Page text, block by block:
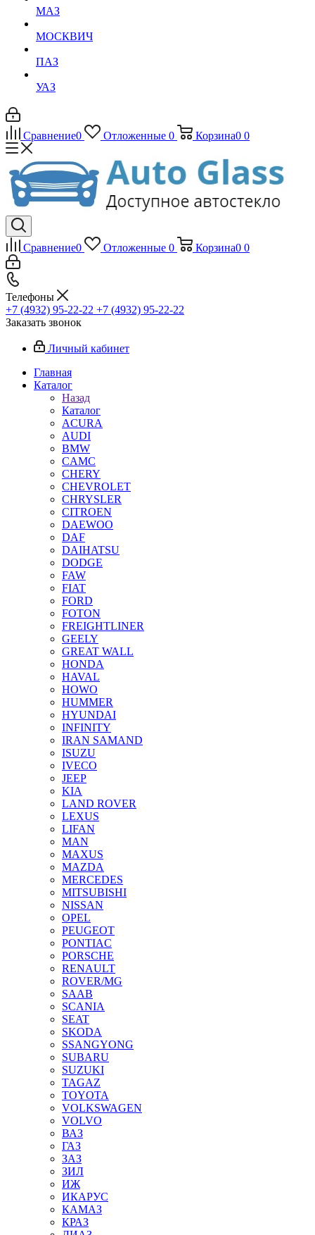
МАЗ
МОСКВИЧ
ПАЗ
УАЗ
Сравнение0 Отложенные 0 Корзина0 0
Сравнение0 Отложенные 0 Корзина0 0
Телефоны
+7 (4932) 95-22-22 +7 (4932) 95-22-22
Заказать звонок
Личный кабинет
Главная
Каталог
Назад
Каталог
ACURA
AUDI
BMW
CAMC
CHERY
CHEVROLET
CHRYSLER
CITROEN
DAEWOO
DAF
DAIHATSU
DODGE
FAW
FIAT
FORD
FOTON
FREIGHTLINER
GEELY
GREAT WALL
HONDA
HAVAL
HOWO
HUMMER
HYUNDAI
INFINITY
IRAN SAMAND
ISUZU
IVECO
JEEP
KIA
LAND ROVER
LEXUS
LIFAN
MAN
MAXUS
MAZDA
MERCEDES
MITSUBISHI
NISSAN
OPEL
PEUGEOT
PONTIAC
PORSCHE
RENAULT
ROVER/MG
SAAB
SCANIA
SEAT
SKODA
SSANGYONG
SUBARU
SUZUKI
TAGAZ
TOYOTA
VOLKSWAGEN
VOLVO
ВАЗ
ГАЗ
ЗАЗ
ЗИЛ
ИЖ
ИКАРУС
КАМАЗ
КРАЗ